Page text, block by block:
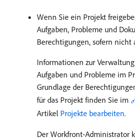
Wenn Sie ein Projekt
Aufgaben, Probleme und
Berechtigungen, sofern nicht
Informationen zur
Aufgaben und Probleme im
Grundlage der
für das Projekt finden Sie im
Artikel Projekte bearbeiten.
Der Workfront-Administrator